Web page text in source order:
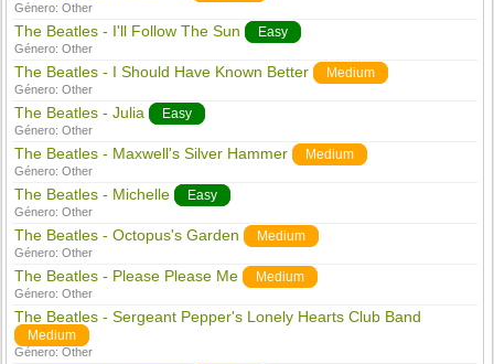
Género:Other
The Beatles - I'll Follow The Sun Easy
Género:Other
The Beatles - I Should Have Known Better Medium
Género:Other
The Beatles - Julia Easy
Género:Other
The Beatles - Maxwell's Silver Hammer Medium
Género:Other
The Beatles - Michelle Easy
Género:Other
The Beatles - Octopus's Garden Medium
Género:Other
The Beatles - Please Please Me Medium
Género:Other
The Beatles - Sergeant Pepper's Lonely Hearts Club Band
Medium
Género:Other